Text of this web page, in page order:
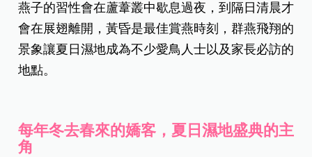
燕子的習性會在蘆葦叢中歇息過夜，到隔日清晨才
會在展翅離開，黃昏是最佳賞燕時刻，群燕飛翔的
景象讓夏日濕地成為不少愛鳥人士以及家長必訪的
地點。
每年冬去春來的嬌客，夏日濕地盛典的主
角